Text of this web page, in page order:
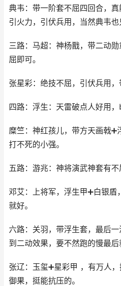
典韦：带一阶套不屈四回合，
引火力，引伏兵用，当然典韦也
三路：马超：神杨戬，带二动
屈即可。
张星彩：绝技不屈，引伏兵用，
四路：浮生：天雷破点人好用，
糜竺：神红孩儿，带方天画戟➕
打不死的小强。
五路：游兆：神将演武神套有不
邓艾：上将军，浮生甲➕白银
就好。
六路：关羽，带浮生套，最后
到二动效果，要不然跑的慢最后
张辽：玉玺➕星彩甲 ，有万人
御果，挺能抗压的。